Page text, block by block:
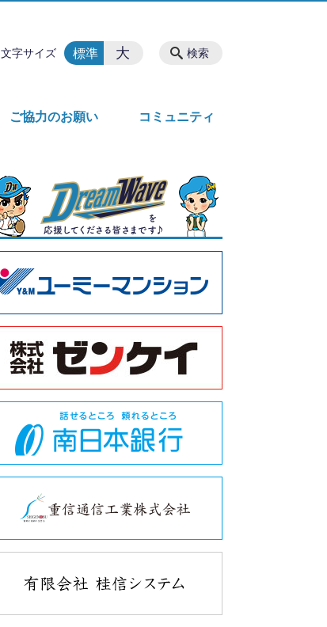
ご協力のお願い コミュニティ
検索
文字サイズ 標準 大